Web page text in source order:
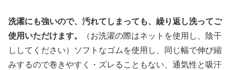
洗濯にも強いので、汚れてしまっても、繰り返し洗ってご
使用いただけます。
（お洗濯の際はネットを使用し、陰干
ししてください）ソフトなゴムを使用し、同じ幅で伸び縮
みするので巻きやすく・ズレることもない、通気性と吸汗